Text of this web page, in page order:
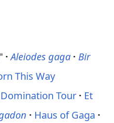
" · Aleiodes gaga · Bir
This Way
Tour · Et
· Haus of Gaga ·